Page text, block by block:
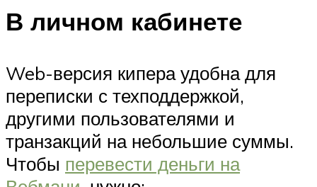
В личном кабинете
Web-версия кипера удобна для
переписки с техподдержкой,
другими пользователями и
транзакций на небольшие суммы.
Чтобы перевести деньги на